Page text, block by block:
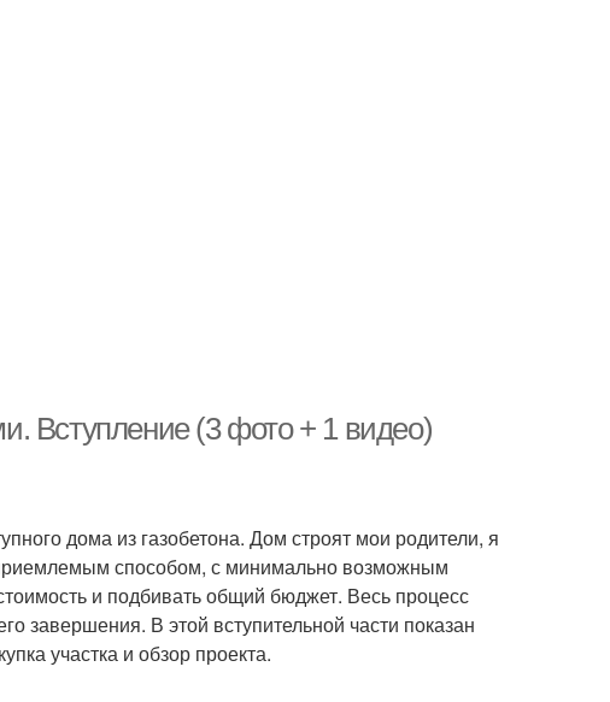
(3 фото + 1 видео)
дома из газобетона. Дом строят мои родители, я
способом, с минимально возможным
и подбивать общий бюджет. Весь процесс
завершения. В этой вступительной части показан
участка и обзор проекта.